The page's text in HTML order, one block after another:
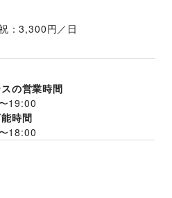
：3,300円／日
の営業時間
〜19:00
時間
〜18:00